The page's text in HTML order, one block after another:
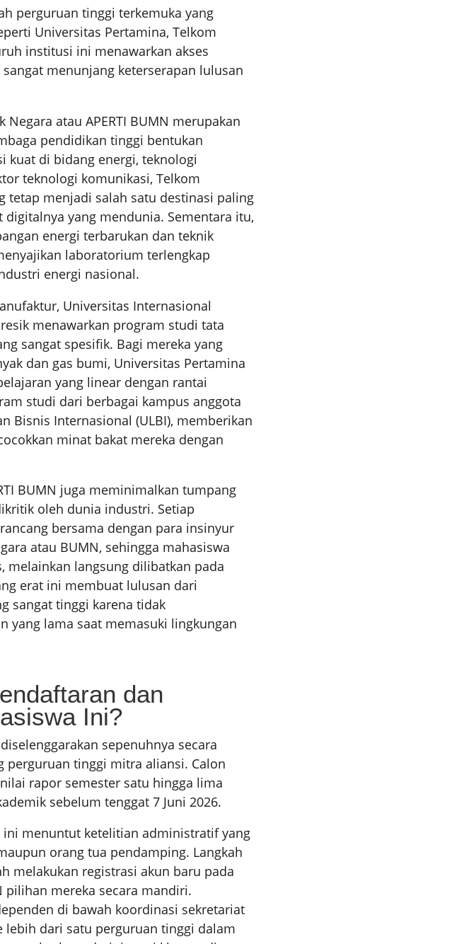
perguruan tinggi terkemuka yang
Universitas Pertamina, Telkom
institusi ini menawarkan akses
menunjang keterserapan lulusan
atau APERTI BUMN merupakan
pendidikan tinggi bentukan
kuat di bidang energi, teknologi
teknologi komunikasi, Telkom
tetap menjadi salah satu destinasi paling
yang mendunia. Sementara itu,
energi terbarukan dan teknik
laboratorium terlengkap
energi nasional.
Universitas Internasional
menawarkan program studi tata
sangat spesifik. Bagi mereka yang
dan gas bumi, Universitas Pertamina
yang linear dengan rantai
studi dari berbagai kampus anggota
Bisnis Internasional (ULBI), memberikan
minat bakat mereka dengan
BUMN juga meminimalkan tumpang
oleh dunia industri. Setiap
bersama dengan para insinyur
atau BUMN, sehingga mahasiswa
melainkan langsung dilibatkan pada
erat ini membuat lulusan dari
sangat tinggi karena tidak
yang lama saat memasuki lingkungan
dan
Ini?
sepenuhnya secara
tinggi mitra aliansi. Calon
rapor semester satu hingga lima
sebelum tenggat 7 Juni 2026.
menuntut ketelitian administratif yang
orang tua pendamping. Langkah
melakukan registrasi akun baru pada
pilihan mereka secara mandiri.
di bawah koordinasi sekretariat
dari satu perguruan tinggi dalam